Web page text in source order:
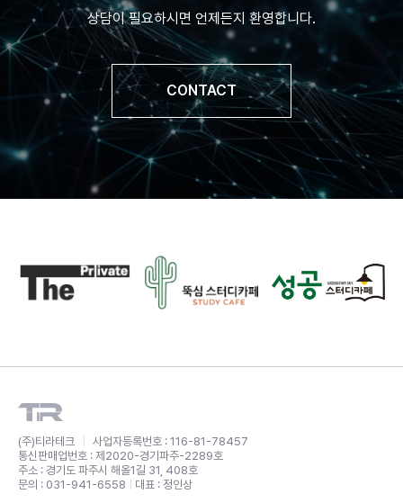
상담이 필요하시면 언제든지 환영합니다.
CONTACT
(주)티라테크
사업자등록번호 : 116-81-78457
통신판매업번호 : 제2020-경기파주-2289호
주소 : 경기도 파주시 해올1길 31, 408호
문의 : 031-941-6558
대표 : 정인상